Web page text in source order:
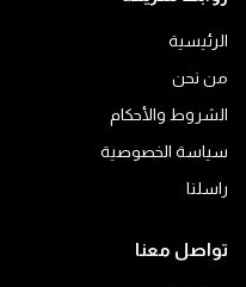
الرئيسية
من نحن
الشروط والأحكام
سياسة الخصوصية
راسلنا
تواصل معنا